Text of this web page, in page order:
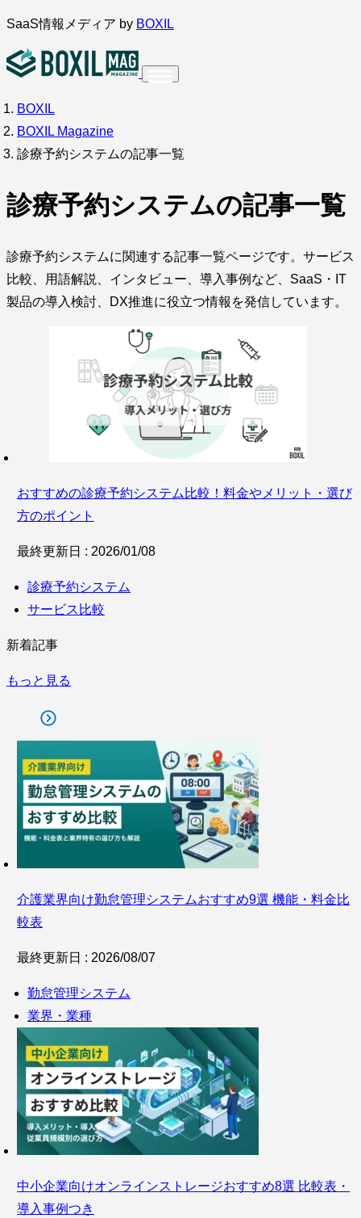
内
を
キ
ッ
プ
SaaS情報メディア by BOXIL
インタビュー
キーワードから探
BOXIL
BOXIL Magazine
診療予約システムの記事一覧
診療予約システムの記事一覧
診療予約システムに関連する記事一覧ページです。サービス
比較、用語解説、インタビュー、導入事例など、SaaS・IT
製品の導入検討、DX推進に役立つ情報を発信しています。
おすすめの診療予約システム比較！料金やメリット・選び
方のポイント
最終更新日 : 2026/01/08
診療予約システム
サービス比較
新着記事
もっと見る
介護業界向け勤怠管理システムおすすめ9選 機能・料金比
較表
最終更新日 : 2026/08/07
勤怠管理システム
業界・業種
中小企業向けオンラインストレージおすすめ8選 比較表・
導入事例つき